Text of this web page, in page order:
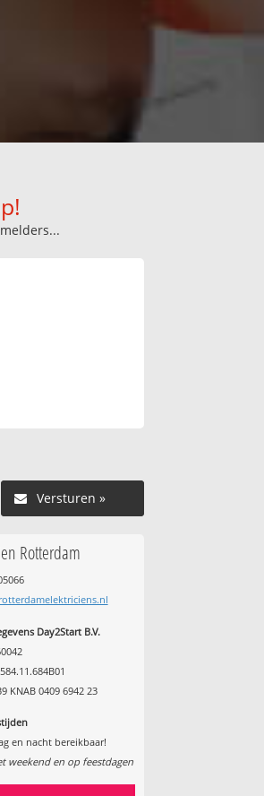
Versturen »
Rotterdam
Day2Start B.V.
KNAB 0409 6942 23
en nacht bereikbaar!
weekend en op feestdagen